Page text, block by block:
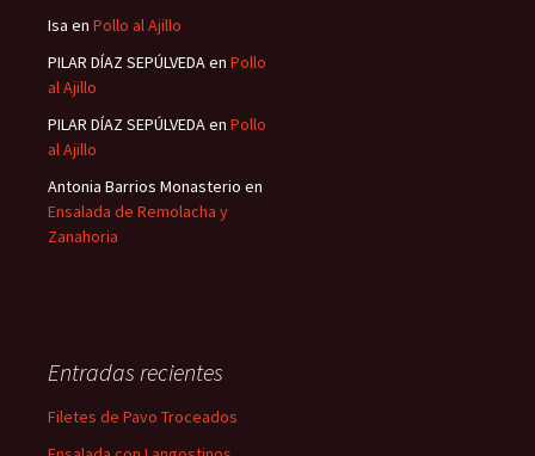
Isa en Pollo al Ajillo
PILAR DÍAZ SEPÚLVEDAen Pollo
al Ajillo
PILAR DÍAZ SEPÚLVEDAen Pollo
al Ajillo
Antonia Barrios Monasterio en
Ensalada de Remolacha y
Zanahoria
Entradas recientes
Filetes de Pavo Troceados